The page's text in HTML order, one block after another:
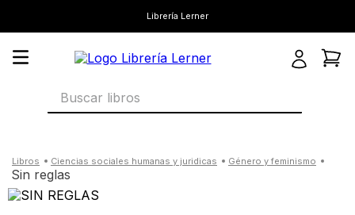
Librería Lerner
Buscar libros
ciencias sociales humanas y juridicas género y feminismo
sin reglas